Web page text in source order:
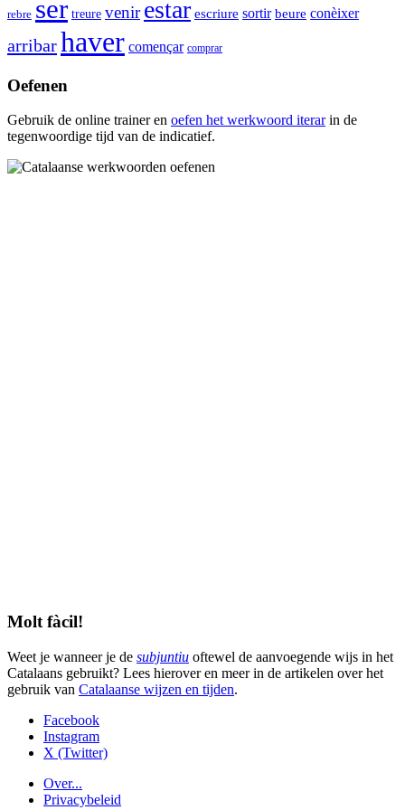
rebre ser treure venir estar escriure sortir beure conèixer
arribarhaver començar comprar
Oefenen
Gebruik de online trainer en oefen het werkwoord iterarin de
tegenwoordige tijd van de indicatief.
Molt fàcil!
Weet je wanneer je de subjuntiu oftewel de aanvoegende wijs in het
Catalaans gebruikt? Lees hierover en meer in de artikelen over het
gebruik van Catalaanse wijzen en tijden.
Facebook
Instagram
X (Twitter)
Over...
Privacybeleid